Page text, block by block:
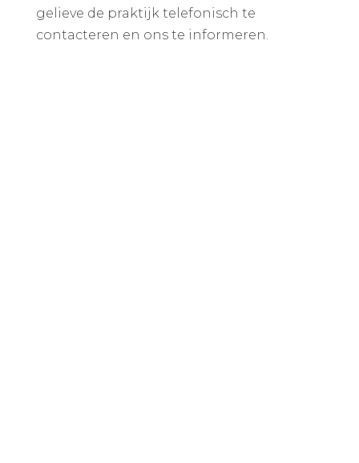
gelieve de praktijk telefonisch te
contacteren en ons te informeren.